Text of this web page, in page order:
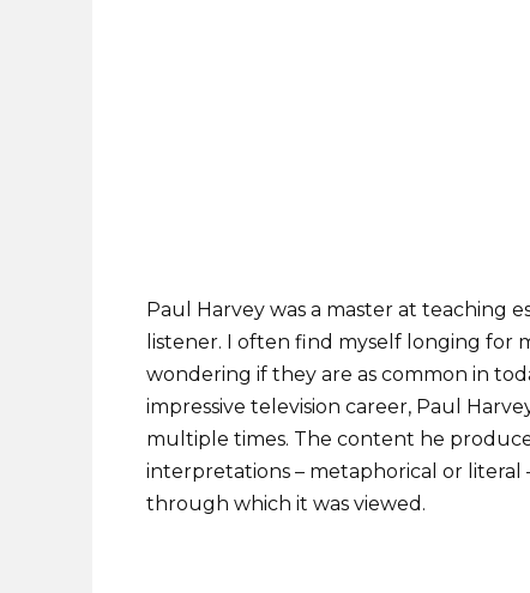
Paul Harvey was a master at teaching
listener. I often find myself longing for
wondering if they are as common in
impressive television career, Paul
multiple times. The content he
interpretations – metaphorical or literal
through which it was viewed.